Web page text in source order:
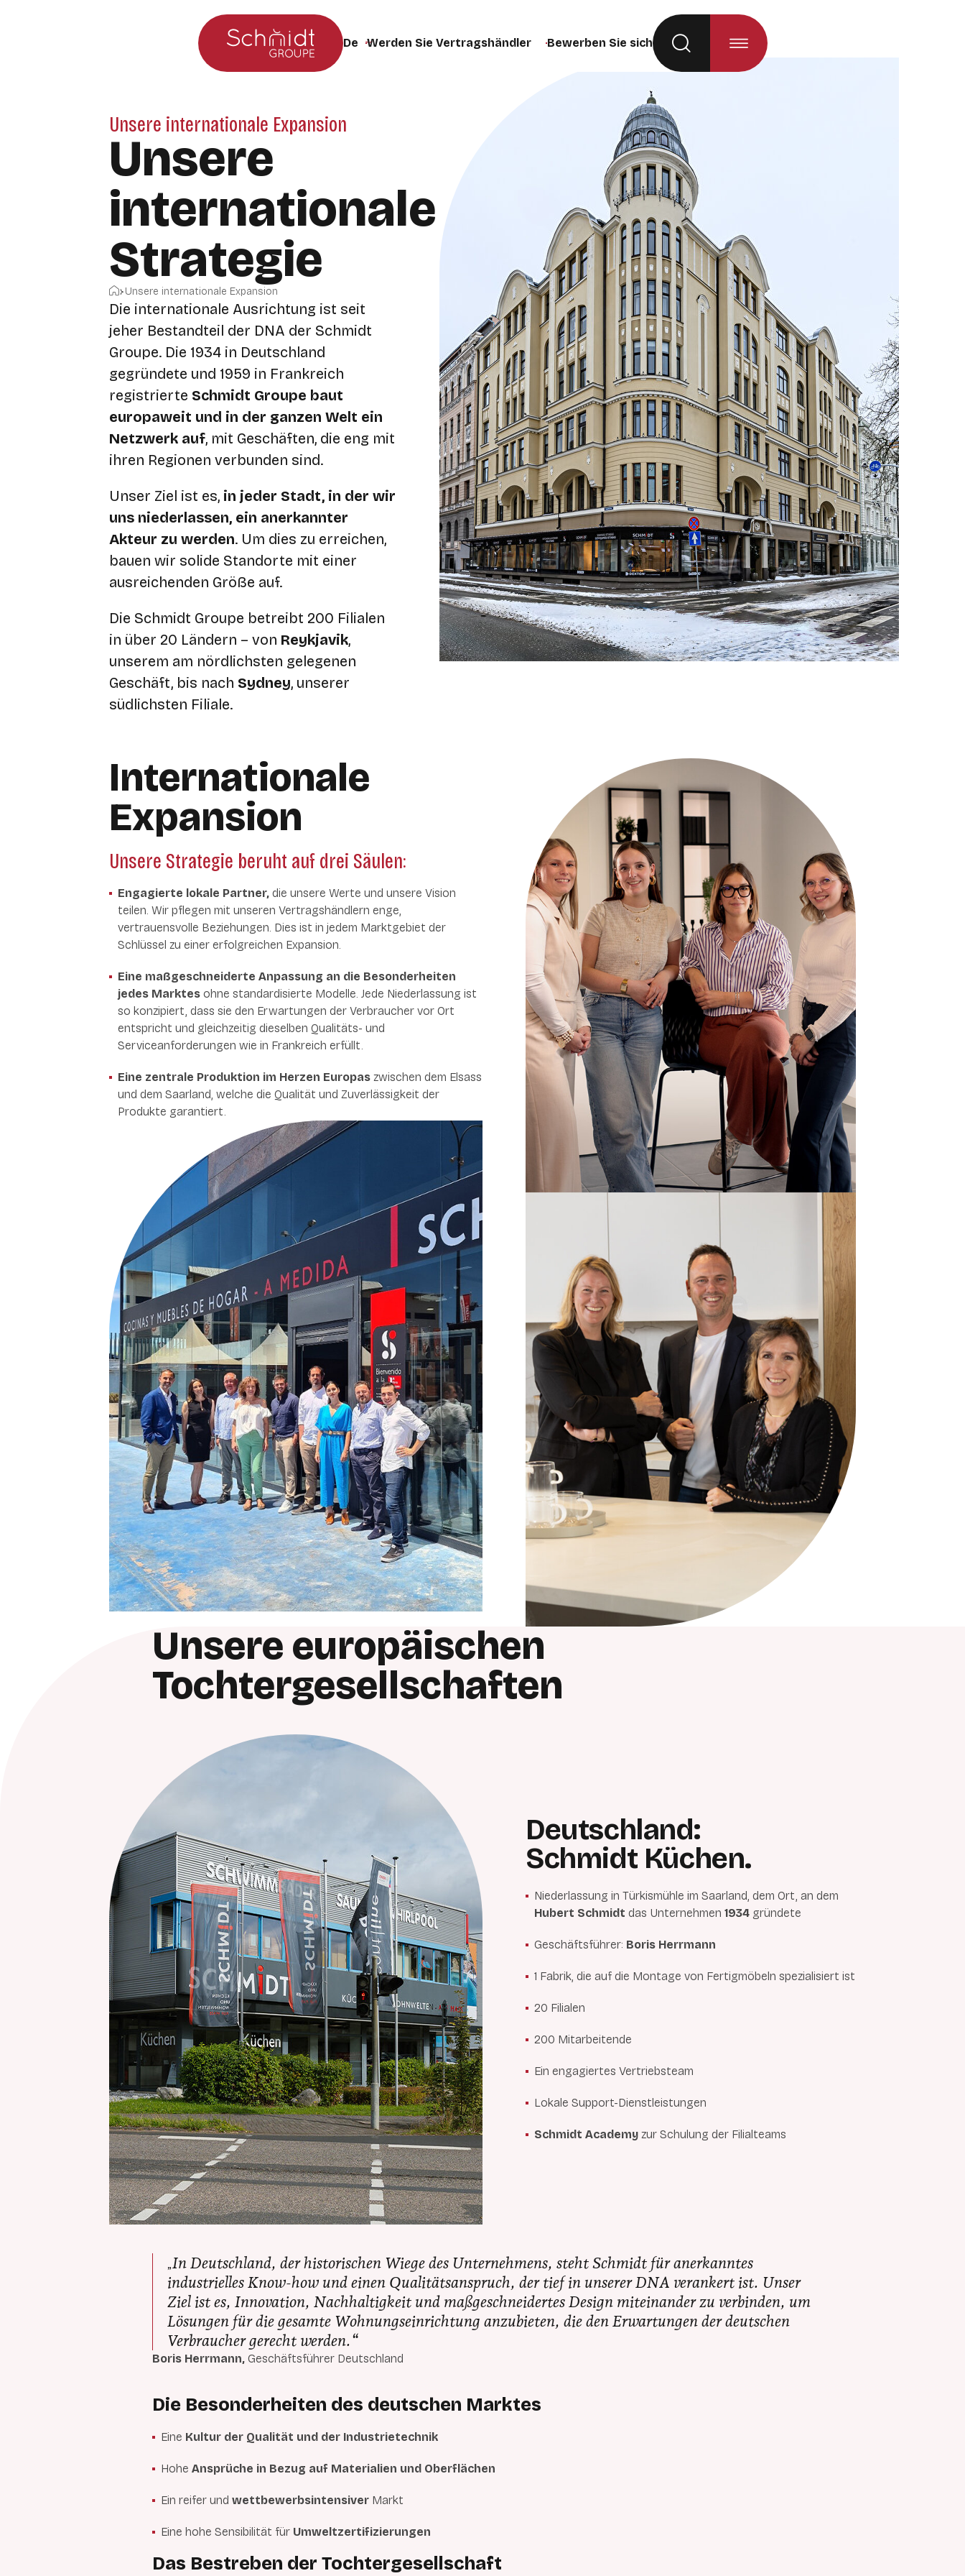
Sprache der Website ändern (die Seite wird bei der Auswahl neu geladen)
Werden Sie Vertragshändler Bewerben Sie sich
Unsere internationale Expansion
Unsere
internationale
Strategie
Startseite
Unsere internationale Expansion
Die internationale Ausrichtung ist seit
jeher Bestandteil der DNA der Schmidt
Groupe. Die 1934 in Deutschland
gegründete und 1959 in Frankreich
registrierte Schmidt Groupe baut
europaweit und in der ganzen Welt ein
Netzwerk auf, mit Geschäften, die eng mit
ihren Regionen verbunden sind.
Unser Ziel ist es, in jeder Stadt, in der wir
uns niederlassen, ein anerkannter
Akteur zu werden. Um dies zu erreichen,
bauen wir solide Standorte mit einer
ausreichenden Größe auf.
Die Schmidt Groupe betreibt 200 Filialen
in über 20 Ländern – von Reykjavik,
unserem am nördlichsten gelegenen
Geschäft, bis nach Sydney, unserer
südlichsten Filiale.
Internationale
Expansion
Unsere Strategie beruht auf drei Säulen:
Engagierte lokale Partner, die unsere Werte und unsere Vision
teilen. Wir pflegen mit unseren Vertragshändlern enge,
vertrauensvolle Beziehungen. Dies ist in jedem Marktgebiet der
Schlüssel zu einer erfolgreichen Expansion.
Eine maßgeschneiderte Anpassung an die Besonderheiten
jedes Marktes ohne standardisierte Modelle. Jede Niederlassung ist
so konzipiert, dass sie den Erwartungen der Verbraucher vor Ort
entspricht und gleichzeitig dieselben Qualitäts- und
Serviceanforderungen wie in Frankreich erfüllt.
Eine zentrale Produktion im Herzen Europas zwischen dem Elsass
und dem Saarland, welche die Qualität und Zuverlässigkeit der
Produkte garantiert.
Unsere europäischen
Tochtergesellschaften
Deutschland:
Schmidt Küchen.
Niederlassung in Türkismühle im Saarland, dem Ort, an dem
Hubert Schmidt das Unternehmen 1934 gründete
Geschäftsführer: Boris Herrmann
1 Fabrik, die auf die Montage von Fertigmöbeln spezialisiert ist
20 Filialen
200 Mitarbeitende
Ein engagiertes Vertriebsteam
Lokale Support-Dienstleistungen
Schmidt Academy zur Schulung der Filialteams
„In Deutschland, der historischen Wiege des Unternehmens, steht Schmidt für anerkanntes
industrielles Know-how und einen Qualitätsanspruch, der tief in unserer DNA verankert ist. Unser
Ziel ist es, Innovation, Nachhaltigkeit und maßgeschneidertes Design miteinander zu verbinden, um
Lösungen für die gesamte Wohnungseinrichtung anzubieten, die den Erwartungen der deutschen
Verbraucher gerecht werden.“
Boris Herrmann, Geschäftsführer Deutschland
Die Besonderheiten des deutschen Marktes
Eine Kultur der Qualität und der Industrietechnik
Hohe Ansprüche in Bezug auf Materialien und Oberflächen
Ein reifer und wettbewerbsintensiver Markt
Eine hohe Sensibilität für Umweltzertifizierungen
Das Bestreben der Tochtergesellschaft